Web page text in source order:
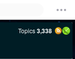
Topics3,338